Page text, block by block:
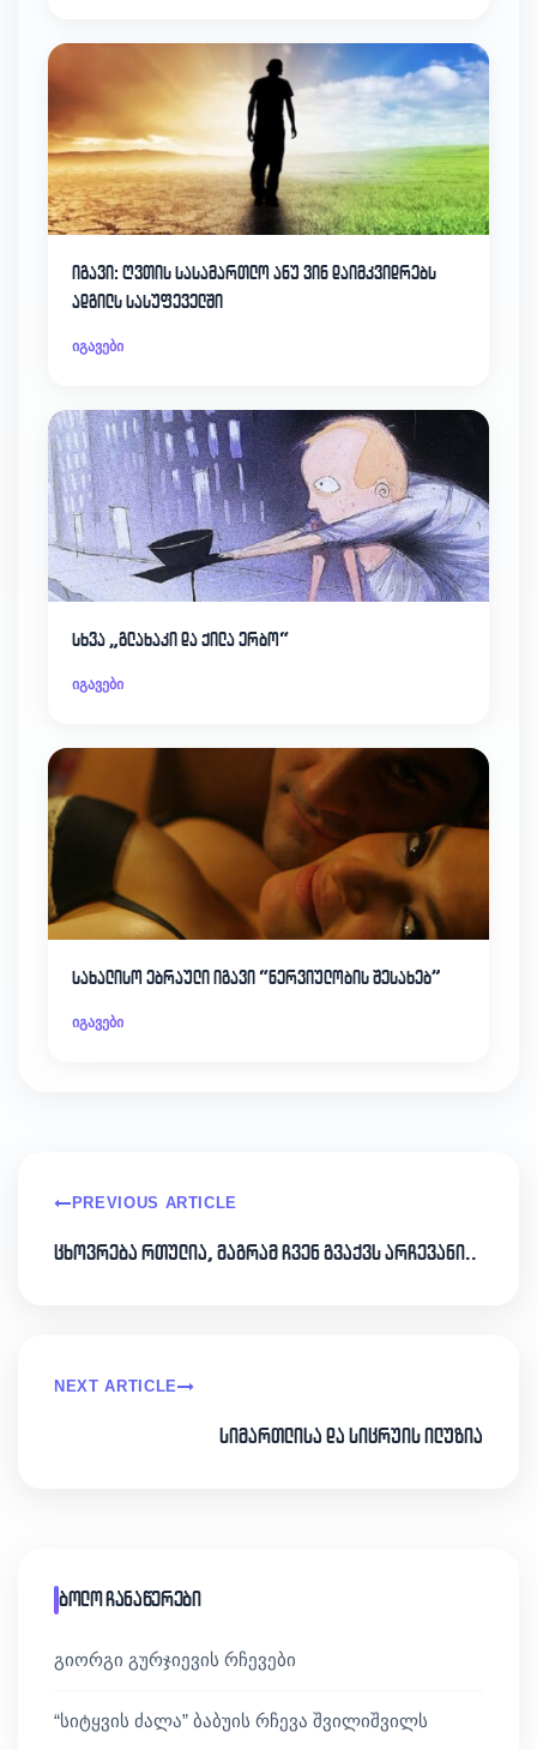
იგავი: ღვთის სასამართლო ანუ ვინ დაიმკვიდრებს
ადგილს სასუფეველში
იგავები
სხვა „გლახაკი და ქილა ერბო“
იგავები
სახალისო ებრაული იგავი “ნერვიულობის შესახებ”
იგავები
PREVIOUS ARTICLE
ცხოვრება რთულია, მაგრამ ჩვენ გვაქვს არჩევანი..
NEXT ARTICLE
სიმართლისა და სიცრუის ილუზია
ბოლო ჩანაწერები
გიორგი გურჯიევის რჩევები
“სიტყვის ძალა” ბაბუის რჩევა შვილიშვილს